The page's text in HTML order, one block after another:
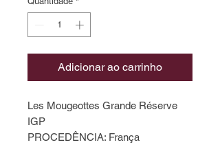
Adicionar ao carrinho
Les Mougeottes Grande Réserve
IGP
PROCEDÊNCIA: França